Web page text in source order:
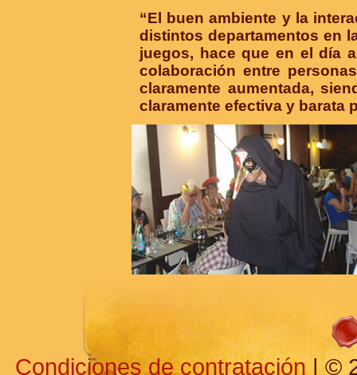
“El buen ambiente y la
distintos departamentos en
juegos, hace que en el día
colaboración entre
claramente aumentada,
claramente efectiva y barata
Condiciones de contratación| ©